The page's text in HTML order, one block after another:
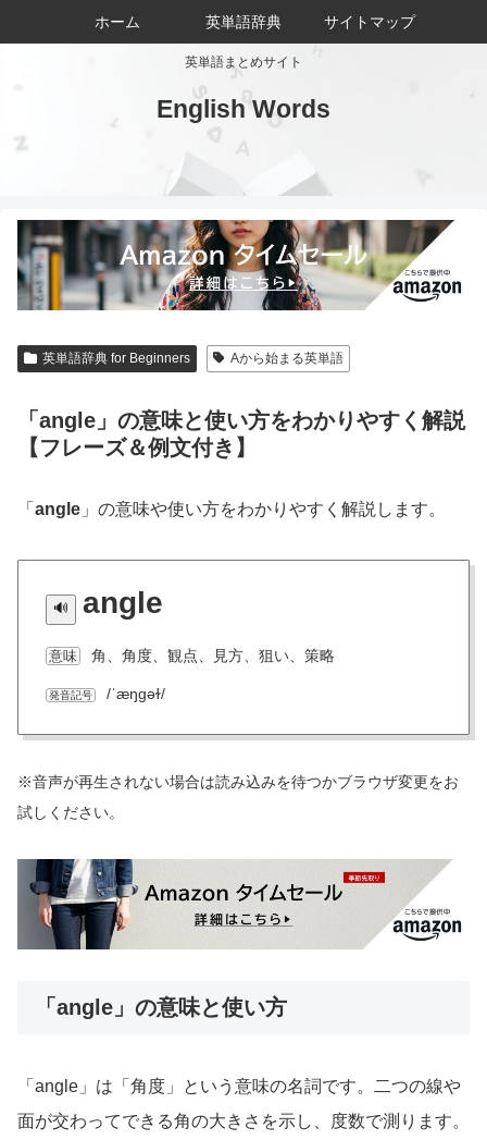
英単語まとめサイト
English Words
ホーム 英単語辞典 サイトマップ
英単語辞典 for Beginners Aから始まる英単語
「angle」の意味と使い方をわかりやすく解説
【フレーズ＆例文付き】
「 angle 」の意味や使い方をわかりやすく解説します。
angle
意味 角、角度、観点、見方、狙い、策略
発音記号 /ˈæŋɡəɫ/
※音声が再生されない場合は読み込みを待つかブラウザ変更をお
試しください。
「angle」の意味と使い方
「angle」は「角度」という意味の名詞です。二つの線や
面が交わってできる角の大きさを示し、度数で測ります。